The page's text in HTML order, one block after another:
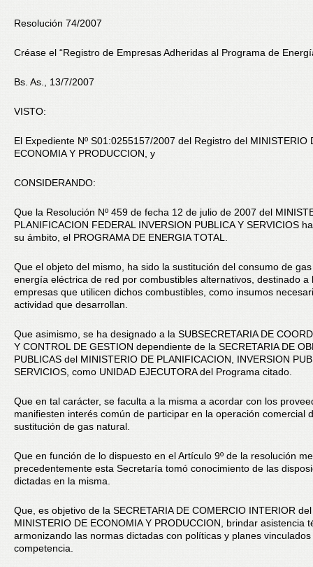
Resolución 74/2007
Créase el “Registro de Empresas Adheridas al Programa de
Bs. As., 13/7/2007
VISTO:
El Expediente Nº S01:0255157/2007 del Registro del MINISTERIO
ECONOMIA Y PRODUCCION, y
CONSIDERANDO:
Que la Resolución Nº 459 de fecha 12 de julio de 2007 del
PLANIFICACION FEDERAL INVERSION PUBLICA Y SERVICIOS
su ámbito, el PROGRAMA DE ENERGIA TOTAL.
Que el objeto del mismo, ha sido la sustitución del consumo de
energía eléctrica de red por combustibles alternativos, destinado a
empresas que utilicen dichos combustibles, como insumos
actividad que desarrollan.
Que asimismo, se ha designado a la SUBSECRETARIA DE
Y CONTROL DE GESTION dependiente de la SECRETARIA DE
PUBLICAS del MINISTERIO DE PLANIFICACION, INVERSION
SERVICIOS, como UNIDAD EJECUTORA del Programa citado.
Que en tal carácter, se faculta a la misma a acordar con los
manifiesten interés común de participar en la operación comercial
sustitución de gas natural.
Que en función de lo dispuesto en el Artículo 9º de la resolución
precedentemente esta Secretaría tomó conocimiento de las
dictadas en la misma.
Que, es objetivo de la SECRETARIA DE COMERCIO INTERIOR del
MINISTERIO DE ECONOMIA Y PRODUCCION, brindar asistencia
armonizando las normas dictadas con políticas y planes
competencia.